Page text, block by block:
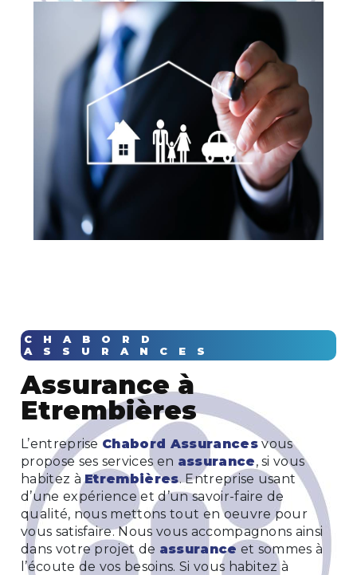
CHABORD
ASSURANCES
assurance à
Etrembières
L’entreprise Chabord Assurancesvous
propose ses services en assurance, si vous
habitez àEtrembières. Entreprise usant
d’une expérience et d’un savoir-faire de
qualité, nous mettons tout en oeuvre pour
vous satisfaire. Nous vous accompagnons ainsi
dans votre projet de assurance et sommes à
l’écoute de vos besoins. Si vous habitez à